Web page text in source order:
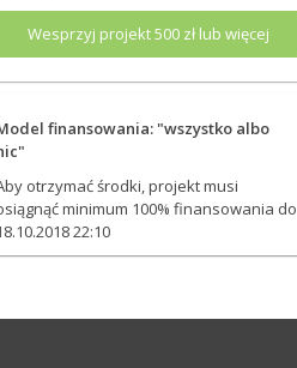
Wesprzyj projekt500zł lub więcej
finansowania: "wszystko albo
otrzymać środki, projekt musi
minimum 100% finansowania do
22:10